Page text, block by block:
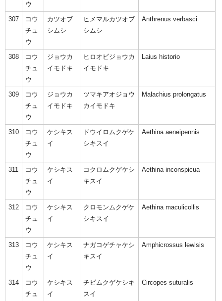
ウ
307
コウ
チュ
ウ
カツオブ
シムシ
ヒメマルカツオブ
シムシ
Anthrenus verbasci
308
コウ
チュ
ウ
ジョウカ
イモドキ
ヒロオビジョウカ
イモドキ
Laius historio
309
コウ
チュ
ウ
ジョウカ
イモドキ
ツマキアオジョウ
カイモドキ
Malachius prolongatus
310
コウ
チュ
ウ
ケシキス
イ
ドウイロムクゲケ
シキスイ
Aethina aeneipennis
311
コウ
チュ
ウ
ケシキス
イ
コクロムクゲケシ
キスイ
Aethina inconspicua
312
コウ
チュ
ウ
ケシキス
イ
クロモンムクゲケ
シキスイ
Aethina maculicollis
313
コウ
チュ
ウ
ケシキス
イ
ナガコゲチャケシ
キスイ
Amphicrossus lewisis
314
コウ
チュ
ケシキス
イ
チビムクゲケシキ
スイ
Circopes suturalis